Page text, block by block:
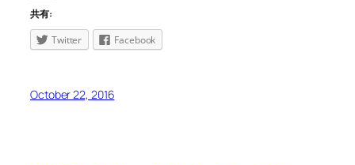
共有:
Twitter
Facebook
October 22, 2016